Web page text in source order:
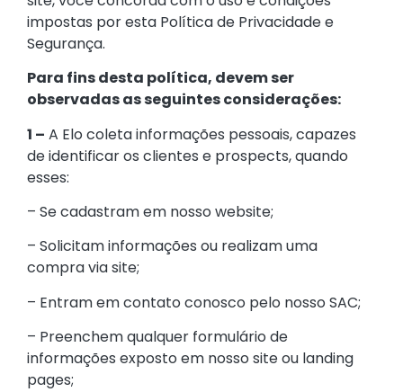
impostas por esta Política de Privacidade e
Segurança.
Para fins desta política, devem ser
observadas as seguintes considerações:
1 – A Elo coleta informações pessoais, capazes
de identificar os clientes e prospects, quando
esses:
– Se cadastram em nosso website;
– Solicitam informações ou realizam uma
compra via site;
– Entram em contato conosco pelo nosso SAC;
– Preenchem qualquer formulário de
informações exposto em nosso site ou landing
pages;